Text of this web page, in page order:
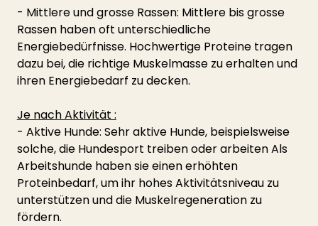
- Mittlere und grosse Rassen: Mittlere bis grosse
Rassen haben oft unterschiedliche
Energiebedürfnisse. Hochwertige Proteine tragen
dazu bei, die richtige Muskelmasse zu erhalten und
ihren Energiebedarf zu decken.
Je nach Aktivität :
- Aktive Hunde: Sehr aktive Hunde, beispielsweise
solche, die Hundesport treiben oder arbeiten Als
Arbeitshunde haben sie einen erhöhten
Proteinbedarf, um ihr hohes Aktivitätsniveau zu
unterstützen und die Muskelregeneration zu
fördern.